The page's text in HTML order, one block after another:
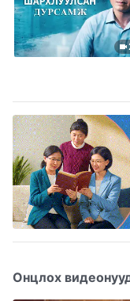
Онцлох